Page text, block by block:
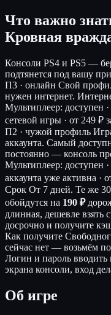
Что важно
Кровная
Консоли PS4 и PS5 —
подтянется под вашу
П3 · онлайн Свой
нужен интернет.
Мультиплеер: доступен
сетевой игры · от 249 ₽
П2 · чужой профиль
аккаунта. Самый
постоянно — консоль
Мультиплеер: доступен
аккаунта уже активна ·
Срок От 7 дней. Те же
обойдутся на 190 ₽
длинная, дешевле взять
досрочно и получите
Как получите
сейчас нет — возьмём
Логин и пароль
экрана консоли, вход
Об игре